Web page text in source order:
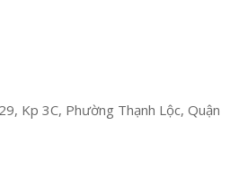
Kp 3C, Phường Thạnh Lộc, Quận